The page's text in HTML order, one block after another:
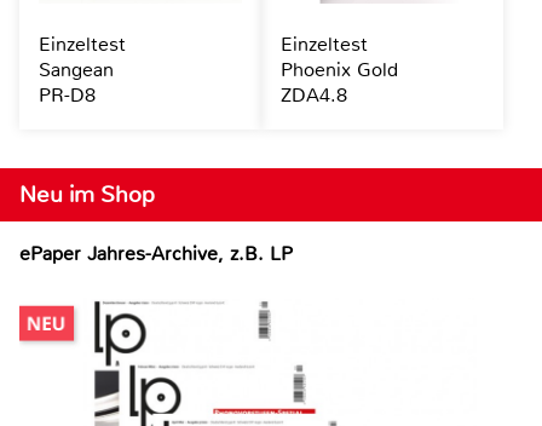
Neu im Shop
ePaper Jahres-Archive, z.B. LP
Einzeltest
Sangean
PR-D8
Einzeltest
Phoenix Gold
ZDA4.8